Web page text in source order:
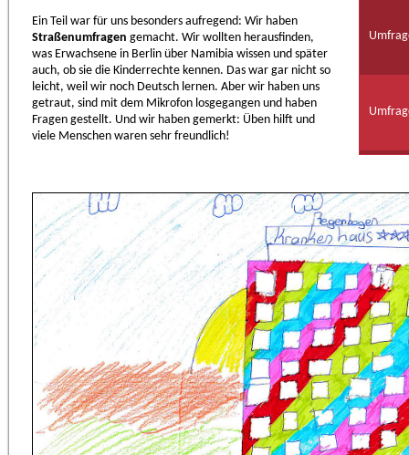
Ein Teil war für uns besonders aufregend: Wir haben
Straßenumfragen gemacht. Wir wollten herausfinden,
was Erwachsene in Berlin über Namibia wissen und später
auch, ob sie die Kinderrechte kennen. Das war gar nicht so
leicht, weil wir noch Deutsch lernen. Aber wir haben uns
getraut, sind mit dem Mikrofon losgegangen und haben
Fragen gestellt. Und wir haben gemerkt: Üben hilft und
viele Menschen waren sehr freundlich!